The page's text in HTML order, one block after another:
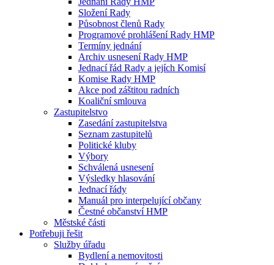
Složení Rady
Působnost členů Rady
Programové prohlášení Rady HMP
Termíny jednání
Archiv usnesení Rady HMP
Jednací řád Rady a jejích Komisí
Komise Rady HMP
Akce pod záštitou radních
Koaliční smlouva
Zastupitelstvo
Zasedání zastupitelstva
Seznam zastupitelů
Politické kluby
Výbory
Schválená usnesení
Výsledky hlasování
Jednací řády
Manuál pro interpelující občany
Čestné občanství HMP
Městské části
Potřebuji řešit
Služby úřadu
Bydlení a nemovitosti